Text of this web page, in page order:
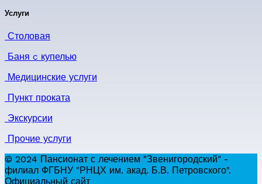
Услуги
Столовая
Баня c купелью
Медицинские услуги
Пункт проката
Экскурсии
Прочие услуги
© 2024 Пансионат с лечением "Звенигородский" -
филиал ФГБНУ "РНЦХ им. акад. Б.В. Петровского".
Официальный сайт